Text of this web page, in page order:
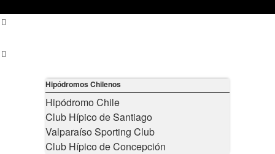
Hipódromos Chilenos
Hipódromo Chile
Club Hípico de Santiago
Valparaíso Sporting Club
Club Hípico de Concepción